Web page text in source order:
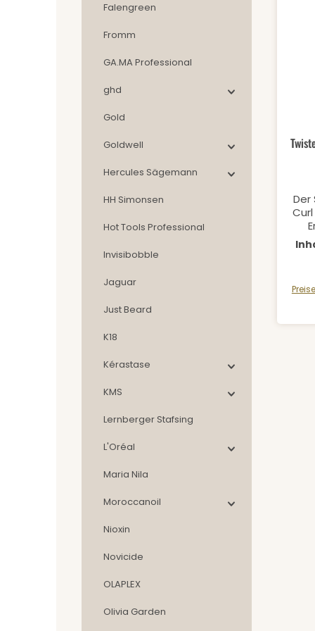
Falengreen
Fromm
GA.MA Professional
ghd
Gold
Goldwell
Hercules Sägemann
HH Simonsen
Hot Tools Professional
Invisibobble
Jaguar
Just Beard
K18
Kérastase
KMS
Lernberger Stafsing
L'Oréal
Maria Nila
Moroccanoil
Nioxin
Novicide
OLAPLEX
Olivia Garden
Der
für